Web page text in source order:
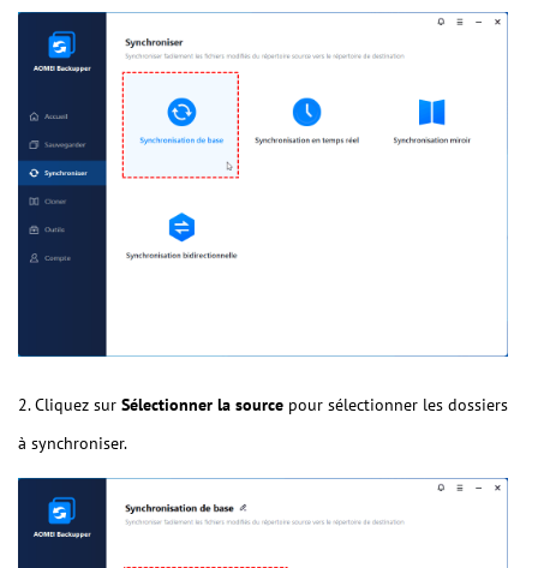
2. Cliquez sur Sélectionner la source pour sélectionner les dossiers
à synchroniser.